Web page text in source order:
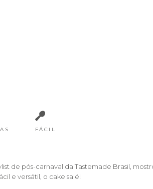
FÁCIL
de pós-carnaval da Tastemade Brasil,
e versátil, o cake salé!